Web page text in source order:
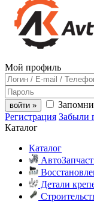
Мой профиль
войти »
Регистрация Забыли
Каталог
Каталог
Детали